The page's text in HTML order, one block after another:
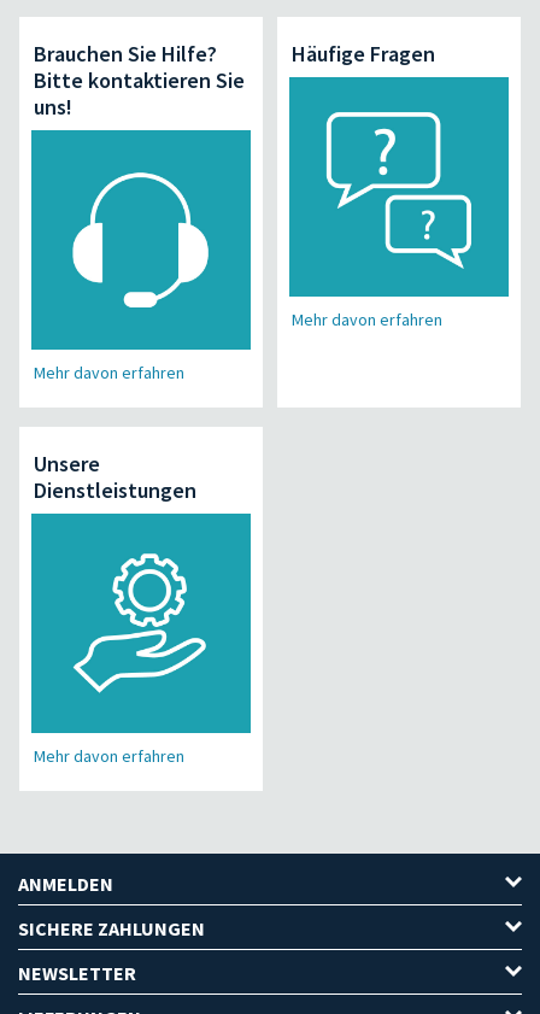
Brauchen Sie Hilfe?
Bitte kontaktieren Sie
uns!
Mehr davon erfahren
Häufige Fragen
Mehr davon erfahren
Unsere
Dienstleistungen
Mehr davon erfahren
ANMELDEN
SICHERE ZAHLUNGEN
NEWSLETTER